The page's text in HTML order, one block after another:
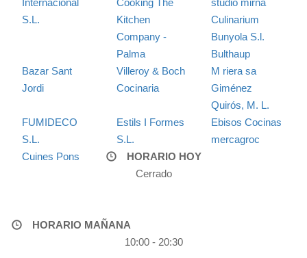
S.L.
Kitchen
Company -
Palma
Culinarium
Bunyola S.l.
Bulthaup
Bazar Sant
Jordi
Villeroy & Boch
M riera sa
Cocinaria
Giménez
Quirós, M. L.
FUMIDECO
S.L.
Estils I Formes
S.L.
Ebisos Cocinas
mercagroc
Cuines Pons
HORARIO HOY
Cerrado
HORARIO MAÑANA
10:00 - 20:30